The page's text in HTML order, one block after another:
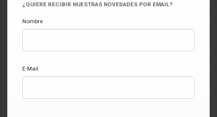
¿QUIERE RECIBIR NUESTRAS NOVEDADES POR EMAIL?
Nombre
E-Mail